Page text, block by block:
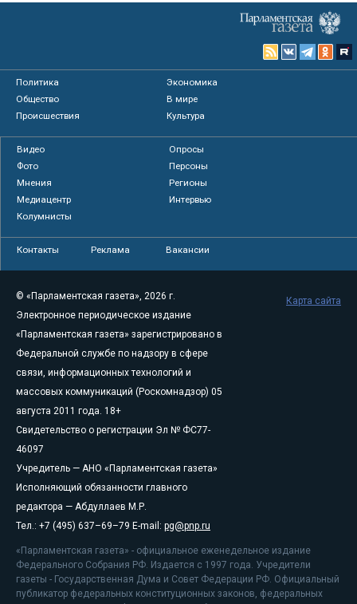
Политика
Экономика
Общество
В мире
Происшествия
Культура
Видео
Опросы
Фото
Персоны
Мнения
Регионы
Медиацентр
Интервью
Колумнисты
Контакты Реклама Вакансии
© «Парламентская газета», 2026 г.
Электронное периодическое издание
«Парламентская газета» зарегистрировано в
Федеральной службе по надзору в сфере
связи, информационных технологий и
массовых коммуникаций (Роскомнадзор) 05
августа 2011 года. 18+
Свидетельство о регистрации Эл № ФС77-
46097
Учредитель — АНО «Парламентская газета»
Исполняющий обязанности главного
редактора — Абдуллаев М.Р.
Тел.: +7 (495) 637–69–79 E-mail: pg@pnp.ru
«Парламентская газета» - официальное еженедельное издание
Федерального Собрания РФ. Издается с 1997 года. Учредители
газеты - Государственная Дума и Совет Федерации РФ. Официальный
публикатор федеральных конституционных законов, федеральных
Карта сайта